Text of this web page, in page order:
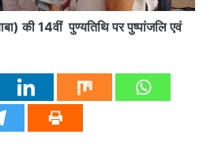
की 14वीं पुण्यतिथि पर पुष्पांजलि एवं